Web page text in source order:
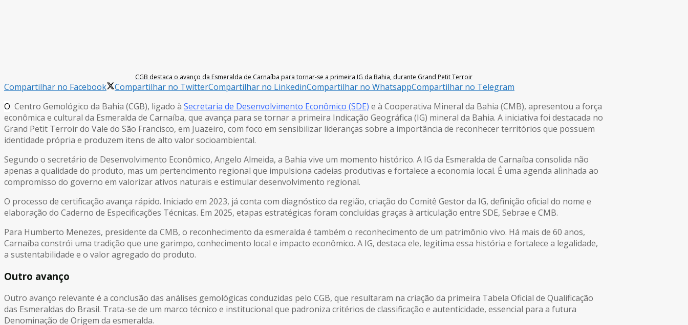
CGB destaca o avanço da Esmeralda de Carnaíba para tornar-se a primeira IG da Bahia, durante Grand Petit Terroir
Compartilhar no Facebook Compartilhar no TwitterCompartilhar no LinkedinCompartilhar no WhatsappCompartilhar no Telegram
O Centro Gemológico da Bahia (CGB), ligado à Secretaria de Desenvolvimento Econômico (SDE) e à Cooperativa Mineral da Bahia (CMB), apresentou a força
econômica e cultural da Esmeralda de Carnaíba, que avança para se tornar a primeira Indicação Geográfica (IG) mineral da Bahia. A iniciativa foi destacada no
Grand Petit Terroir do Vale do São Francisco, em Juazeiro, com foco em sensibilizar lideranças sobre a importância de reconhecer territórios que possuem
identidade própria e produzem itens de alto valor socioambiental.
Segundo o secretário de Desenvolvimento Econômico, Angelo Almeida, a Bahia vive um momento histórico. A IG da Esmeralda de Carnaíba consolida não
apenas a qualidade do produto, mas um pertencimento regional que impulsiona cadeias produtivas e fortalece a economia local. É uma agenda alinhada ao
compromisso do governo em valorizar ativos naturais e estimular desenvolvimento regional.
O processo de certificação avança rápido. Iniciado em 2023, já conta com diagnóstico da região, criação do Comitê Gestor da IG, definição oficial do nome e
elaboração do Caderno de Especificações Técnicas. Em 2025, etapas estratégicas foram concluídas graças à articulação entre SDE, Sebrae e CMB.
Para Humberto Menezes, presidente da CMB, o reconhecimento da esmeralda é também o reconhecimento de um patrimônio vivo. Há mais de 60 anos,
Carnaíba constrói uma tradição que une garimpo, conhecimento local e impacto econômico. A IG, destaca ele, legitima essa história e fortalece a legalidade,
a sustentabilidade e o valor agregado do produto.
Outro avanço
Outro avanço relevante é a conclusão das análises gemológicas conduzidas pelo CGB, que resultaram na criação da primeira Tabela Oficial de Qualificação
das Esmeraldas do Brasil. Trata-se de um marco técnico e institucional que padroniza critérios de classificação e autenticidade, essencial para a futura
Denominação de Origem da esmeralda.